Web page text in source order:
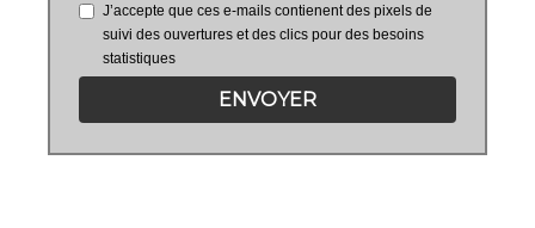
J’accepte que ces e-mails contienent des pixels de
suivi des ouvertures et des clics pour des besoins
statistiques
ENVOYER